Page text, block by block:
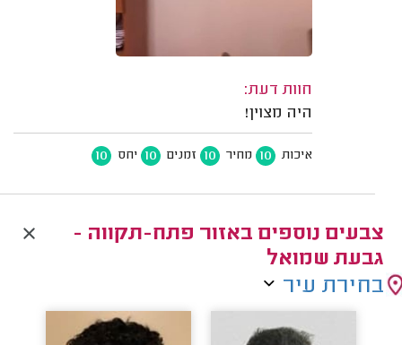
חוות דעת:
היה מצוין!
איכות 10 מחיר 10 זמנים 10 יחס 10
צבעים נוספים באזור פתח-תקווה -
גבעת שמואל
בחירת עיר